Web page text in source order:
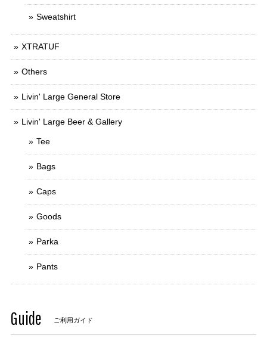
Sweatshirt
XTRATUF
Others
Livin' Large General Store
Livin' Large Beer & Gallery
Tee
Bags
Caps
Goods
Parka
Pants
Guide ご利用ガイド